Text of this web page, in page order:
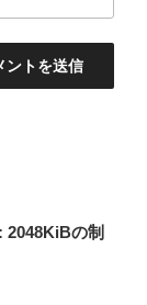
の制